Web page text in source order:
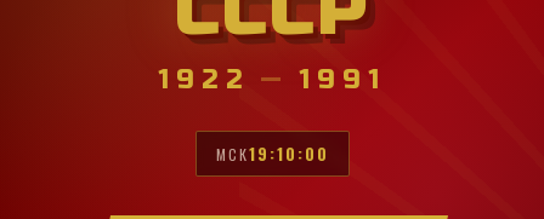
1922 — 1991
МСК19:10:01